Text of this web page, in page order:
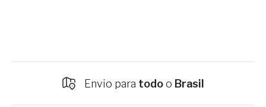
Envio para todoo Brasil